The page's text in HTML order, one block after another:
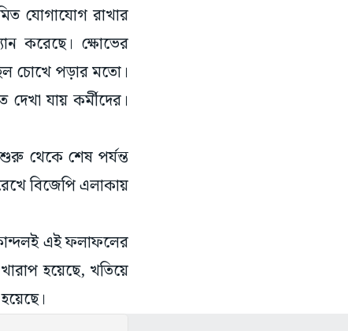
যোগাযোগ রাখার
করেছে। ক্ষোভের
চোখে পড়ার মতো।
দেখা যায় কর্মীদের।
থেকে শেষ পর্যন্ত
বিজেপি এলাকায়
এই ফলাফলের
হয়েছে, খতিয়ে